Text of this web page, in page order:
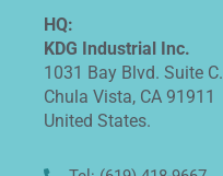
HQ:
KDG Industrial Inc.
1031 Bay Blvd. Suite C.
Chula Vista, CA 91911
United States.